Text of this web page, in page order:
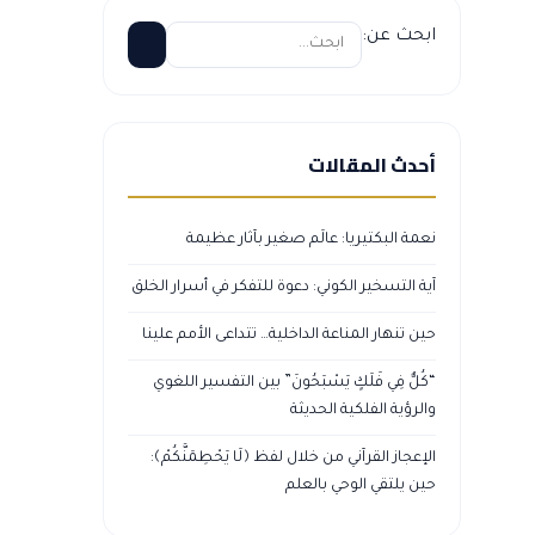
ابحث عن:
أحدث المقالات
نعمة البكتيريا: عالَم صغير بآثار عظيمة
آية التسخير الكوني: دعوة للتفكر في أسرار الخلق
حين تنهار المناعة الداخلية… تتداعى الأمم علينا
“كُلٌّ فِي فَلَكٍ يَسْبَحُونَ” بين التفسير اللغوي
والرؤية الفلكية الحديثة
الإعجاز القرآني من خلال لفظ ﴿لَا يَحْطِمَنَّكُمْ﴾:
حين يلتقي الوحي بالعلم